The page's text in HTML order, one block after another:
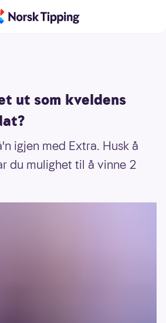
ut som kveldens
igjen med Extra. Husk å
du mulighet til å vinne 2